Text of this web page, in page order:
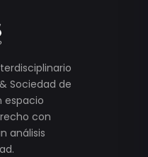
Sociedad de
espacio
con
análisis